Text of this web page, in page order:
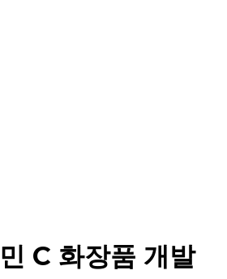
C 화장품 개발